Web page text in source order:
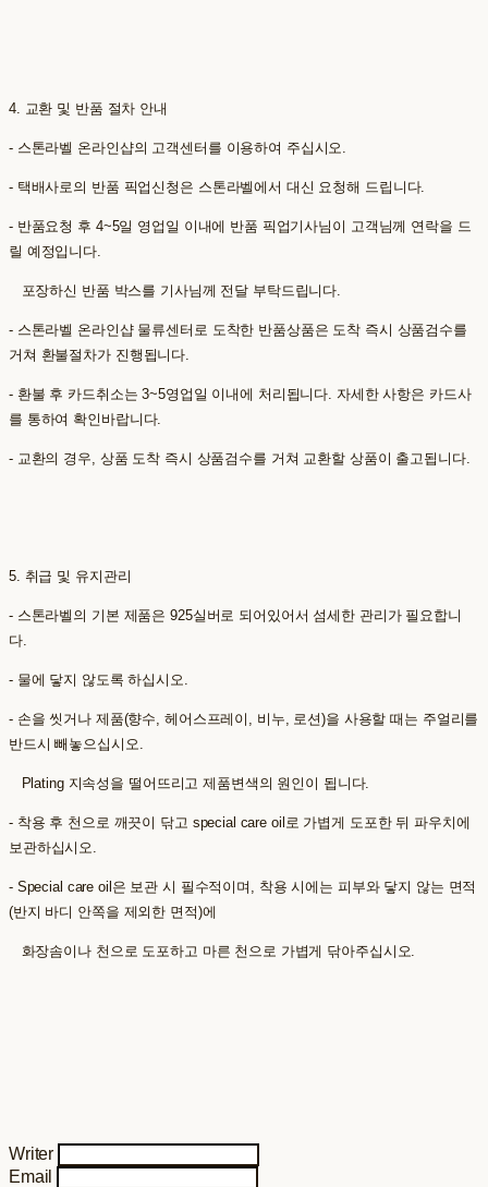
4. 교환 및 반품 절차 안내
- 스톤라벨 온라인샵의 고객센터를 이용하여 주십시오.
- 택배사로의 반품 픽업신청은 스톤라벨에서 대신 요청해 드립니다.
- 반품요청 후 4~5일 영업일 이내에 반품 픽업기사님이 고객님께 연락을 드
릴 예정입니다.
포장하신 반품 박스를 기사님께 전달 부탁드립니다.
- 스톤라벨 온라인샵 물류센터로 도착한 반품상품은 도착 즉시 상품검수를
거쳐 환불절차가 진행됩니다.
- 환불 후 카드취소는 3~5영업일 이내에 처리됩니다. 자세한 사항은 카드사
를 통하여 확인바랍니다.
- 교환의 경우, 상품 도착 즉시 상품검수를 거쳐 교환할 상품이 출고됩니다.
5. 취급 및 유지관리
- 스톤라벨의 기본 제품은 925실버로 되어있어서 섬세한 관리가 필요합니
다.
- 물에 닿지 않도록 하십시오.
- 손을 씻거나 제품(향수, 헤어스프레이, 비누, 로션)을 사용할 때는 주얼리를
반드시 빼놓으십시오.
Plating 지속성을 떨어뜨리고 제품변색의 원인이 됩니다.
- 착용 후 천으로 깨끗이 닦고 special care oil로 가볍게 도포한 뒤 파우치에
보관하십시오.
- Special care oil은 보관 시 필수적이며, 착용 시에는 피부와 닿지 않는 면적
(반지 바디 안쪽을 제외한 면적)에
화장솜이나 천으로 도포하고 마른 천으로 가볍게 닦아주십시오.
Writer
Email